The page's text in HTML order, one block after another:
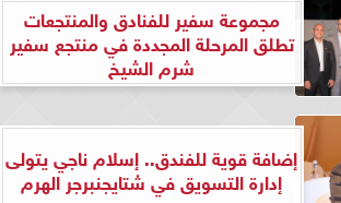
مجموعة سفير للفنادق والمنتجعات
تطلق المرحلة المجددة في منتجع سفير
شرم الشيخ
إضافة قوية للفندق.. إسلام ناجي يتولى
إدارة التسويق في شتايجنبرجر الهرم